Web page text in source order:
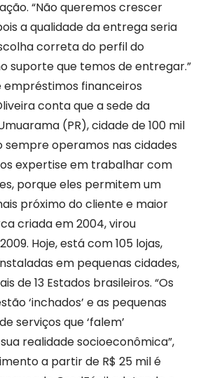
“Não queremos crescer
a qualidade da entrega seria
correta do perfil do
suporte que temos de entregar.”
empréstimos financeiros
conta que a sede da
(PR), cidade de 100 mil
sempre operamos nas cidades
expertise em trabalhar com
porque eles permitem um
próximo do cliente e maior
criada em 2004, virou
Hoje, está com 105 lojas,
em pequenas cidades,
de 13 Estados brasileiros. “Os
‘inchados’ e as pequenas
serviços que ‘falem’
realidade socioeconômica”,
a partir de R$ 25 mil é